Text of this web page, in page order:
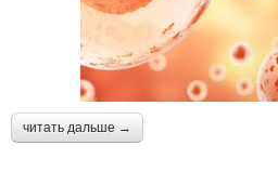
читать дальше →